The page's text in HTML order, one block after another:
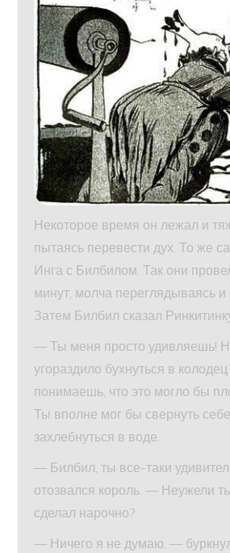
Некоторое время он лежал и
пытаясь перевести дух. То же
Инга с Билбилом. Так они
минут, молча переглядываясь и
Затем Билбил сказал
— Ты меня просто удивляешь!
угораздило бухнуться в
понимаешь, что это могло бы
Ты вполне мог бы свернуть
захлебнуться в воде.
— Билбил, ты все-таки
отозвался король. — Неужели
сделал нарочно?
— Ничего я не думаю, —